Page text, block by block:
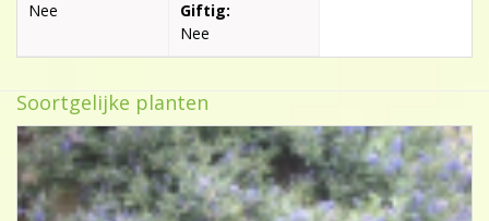
Nee
Giftig:
Nee
Soortgelijke planten